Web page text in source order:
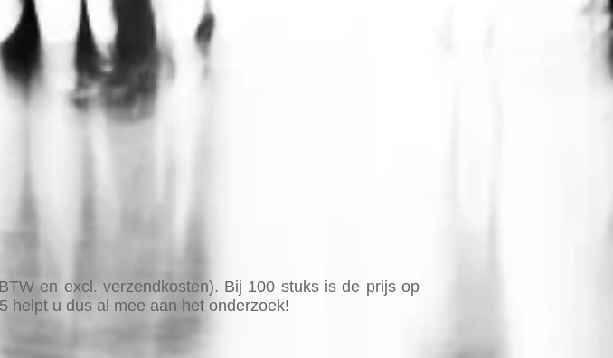
en excl. verzendkosten). Bij 100 stuks is de prijs op
helpt u dus al mee aan het onderzoek!